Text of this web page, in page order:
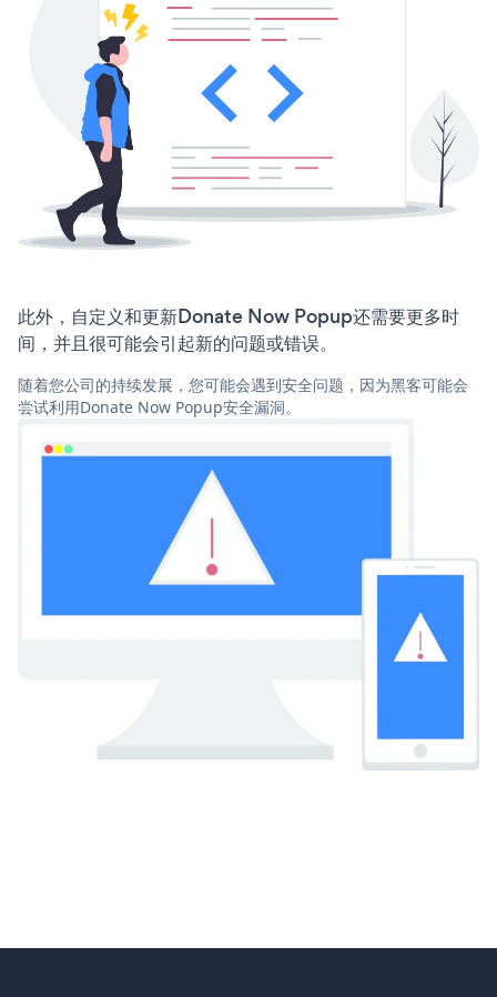
此外，自定义和更新Donate Now Popup还需要更多时
间，并且很可能会引起新的问题或错误。
随着您公司的持续发展，您可能会遇到安全问题，因为黑客可能会
尝试利用Donate Now Popup安全漏洞。